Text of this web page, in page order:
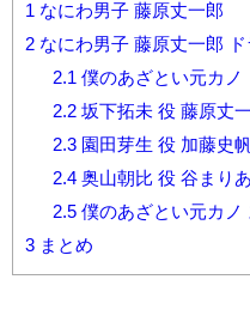
1 なにわ男子 藤原丈一郎
2 なにわ男子 藤原丈一郎
2.1 僕のあざとい元カノ
2.2坂下拓未 役 藤原丈
2.3園田芽生 役 加藤史
2.4奥山朝比 役 谷まりあ
2.5僕のあざとい元カノ
3 まとめ